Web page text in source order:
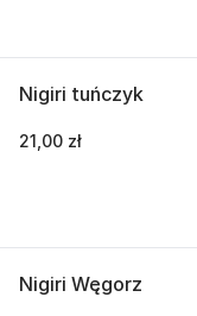
Nigiri tuńczyk
21,00 zł
Nigiri Węgorz